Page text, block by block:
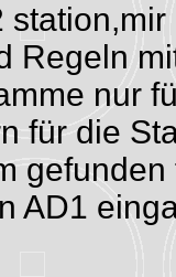
Regeln
nur
für die
AD1